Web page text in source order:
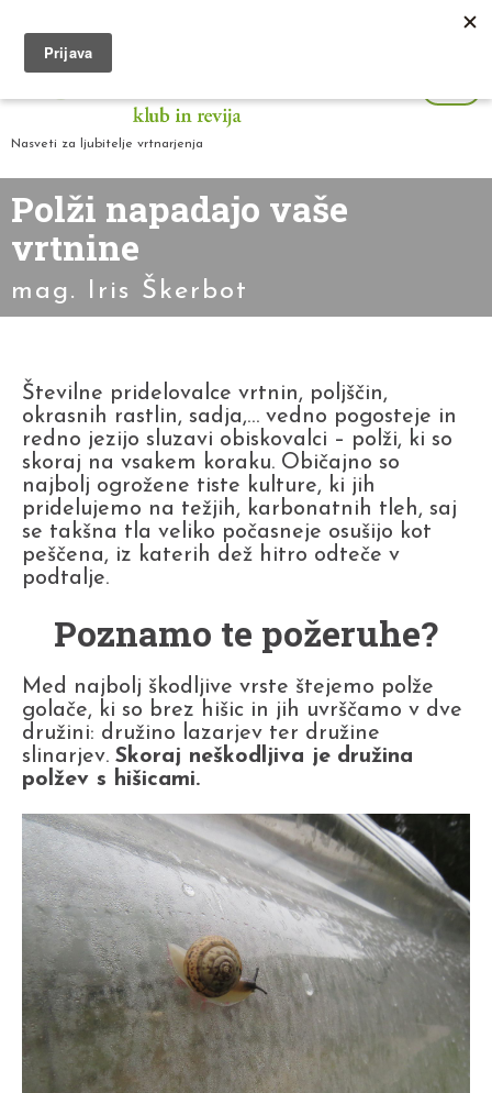
Nasveti za ljubitelje vrtnarjenja
Polži napadajo vaše
vrtnine
mag. Iris Škerbot
Številne pridelovalce vrtnin, poljščin,
okrasnih rastlin, sadja,… vedno pogosteje in
redno jezijo sluzavi obiskovalci – polži, ki so
skoraj na vsakem koraku. Običajno so
najbolj ogrožene tiste kulture, ki jih
pridelujemo na težjih, karbonatnih tleh, saj
se takšna tla veliko počasneje osušijo kot
peščena, iz katerih dež hitro odteče v
podtalje.
Poznamo te požeruhe?
Med najbolj škodljive vrste štejemo polže
golače, ki so brez hišic in jih uvrščamo v dve
družini: družino lazarjev ter družine
slinarjev. Skoraj neškodljiva je družina
polžev s hišicami.